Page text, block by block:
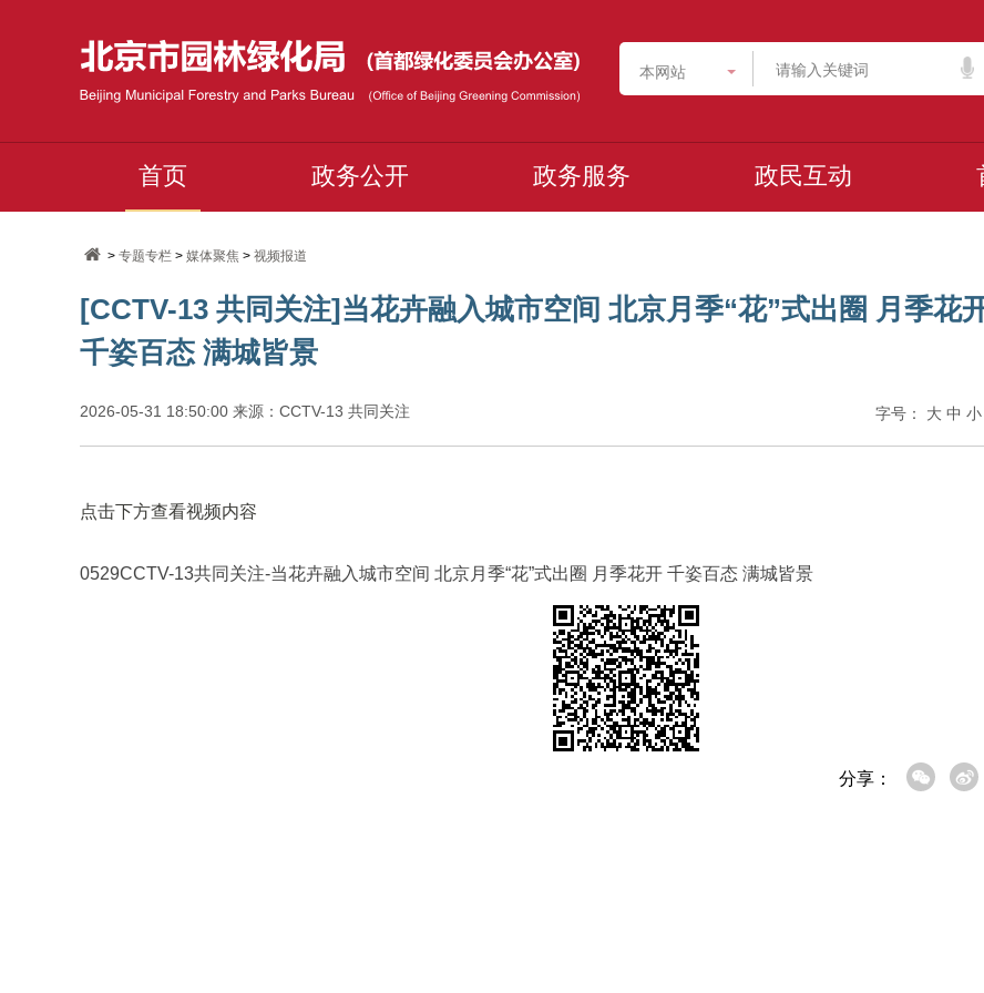
本网站
首页 政务公开 政务服务 政民互动
>专题专栏 >媒体聚焦 >视频报道
[CCTV-13 共同关注]当花卉融入城市空间 北京月季“花”式出圈 月季花
千姿百态 满城皆景
字号： 大 中 小
2026-05-31 18:50:00 来源：CCTV-13 共同关注
点击下方查看视频内容
0529CCTV-13共同关注-当花卉融入城市空间 北京月季“花”式出圈 月季花开 千姿百态 满城皆景
分享：